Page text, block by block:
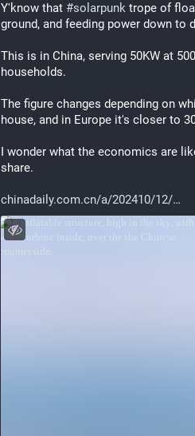
Y'know that #solarpunk trope of
ground, and feeding power down to
This is in China, serving 50KW at
households.
The figure changes depending on
house, and in Europe it's closer to
I wonder what the economics are
share.
chinadaily.com.cn/a/202410/12/